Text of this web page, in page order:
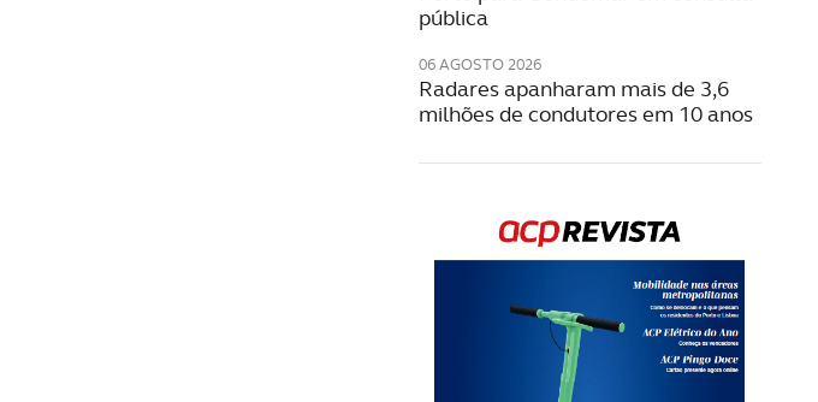
pública
06 AGOSTO 2026
Radares apanharam mais de 3,6
milhões de condutores em 10 anos